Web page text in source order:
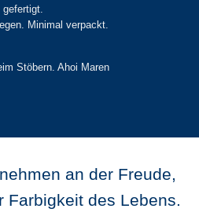
gefertigt.
Minimal verpackt.
Stöbern. Ahoi Maren
an der Freude,
Farbigkeit des Lebens.